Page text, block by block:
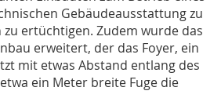
Gebäudeausstattung zu
ertüchtigen. Zudem wurde das
erweitert, der das Foyer, ein
mit etwas Abstand entlang des
ein Meter breite Fuge die